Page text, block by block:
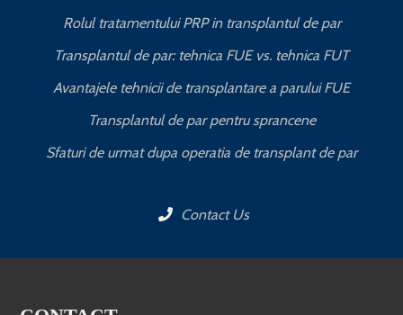
Rolul tratamentului PRP in transplantul de par
Transplantul de par: tehnica FUE vs. tehnica FUT
Avantajele tehnicii de transplantare a parului FUE
Transplantul de par pentru sprancene
Sfaturi de urmat dupa operatia de transplant de par
Contact Us